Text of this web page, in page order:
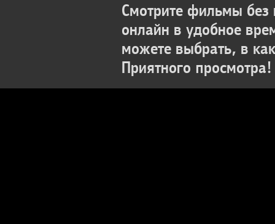
Смотрите фильмы без
онлайн в удобное
можете выбрать, в
Приятного просмотра!